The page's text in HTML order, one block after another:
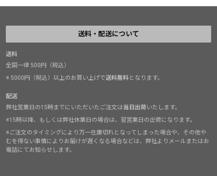
送料・配送について
送料
全国一律 500円（税込）
※ 5000円（税込）以上のお買い上げで送料無料となります。
配送
弊社営業日の15時までにいただいたご注文は当日出荷いたします。
※15時以降、もしくは弊社休業日の場合は、翌営業日の出荷になります。
※ご注文のタイミングにより万一在庫切れとなってしまった場合や、その他や
むを得ない事情によりお届けが遅くなる場合などは、弊社よりメールまたはお
電話にてお知らせします。